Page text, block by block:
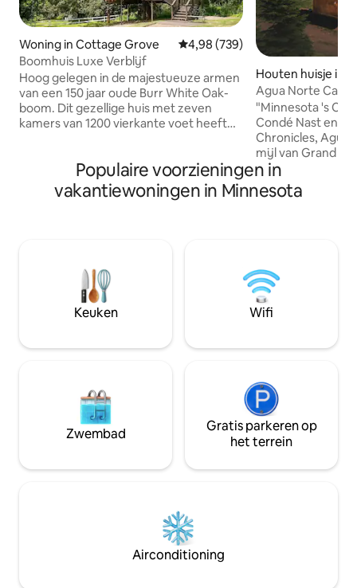
Woning in Cottage Grove Gemiddelde beoordeling van
4,98 (739)
Boomhuis Luxe Verblijf
Hoog gelegen in de majestueuze armen
van een 150 jaar oude Burr White Oak-
boom. Dit gezellige huis met zeven
kamers van 1200 vierkante voet heeft
verrassingen die passen bij een
sprookje. Beklim 40 voet omhoog op de
Observatietoren, waar een telescoop op
de deur. Stap in de hete, bubbelende
jets van de jacuzzi of warme stralen van
de regendouche en herstel je geest
door je spieren te verlichten en
de dag weg te smelten. Slaap lekker in
verwarmde vloeren (zo gezellig in de
winter.) Of geniet van je ochtendkoffie
op een van de vier buitendekken. En
vergeet niet om het mysterie van de
ontdekking wacht binnen de houten
driedimensionaal schaken in gedachten.
Ambachtelijke architectonische details
zijn overal te vinden. Kristallen
kroonluchters liggen op de hoge
Houten huisje in
ais
Agua Norte
Sauna
"Minnesota 's
Condé Nast en
Chronicles, Agua
mijl van Grand
Lake Superior en
het bed om naar
de magie van het
en kijk hoe de
breken, naar het
van de weg
nemen, een
Populaire voorzieningen in
vakantiewoningen in Minnesota
Keuken Wifi
Zwembad
Gratis parkeren op
het terrein
Airconditioning